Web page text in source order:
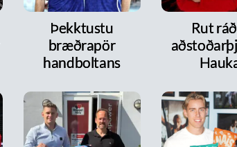
Þekktustu
bræðrapör
handboltans
Rut